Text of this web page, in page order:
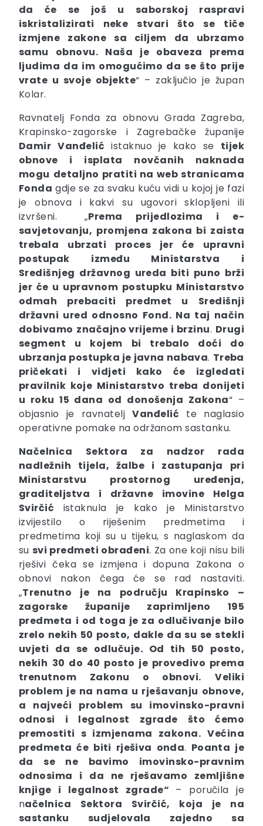
da će se još u saborskoj raspravi
iskristalizirati neke stvari što se tiče
izmjene zakone sa ciljem da ubrzamo
samu obnovu. Naša je obaveza prema
ljudima da im omogućimo da se što prije
vrate u svoje objekte“ – zaključio je župan
Kolar.
Ravnatelj Fonda za obnovu Grada Zagreba,
Krapinsko-zagorske i Zagrebačke županije
Damir Vanđelić istaknuo je kako se tijek
obnove i isplata novčanih naknada
mogu detaljno pratiti na web stranicama
Fonda gdje se za svaku kuću vidi u kojoj je fazi
je obnova i kakvi su ugovori sklopljeni ili
izvršeni. „Prema prijedlozima i e-
savjetovanju, promjena zakona bi zaista
trebala ubrzati proces
jer će upravni
postupak između Ministarstva i
Središnjeg državnog ureda biti puno brži
jer će u upravnom postupku Ministarstvo
odmah prebaciti predmet u Središnji
državni ured odnosno Fond. Na taj način
dobivamo značajno vrijeme i brzinu. Drugi
segment u kojem bi trebalo doći do
ubrzanja postupka je javna nabava. Treba
pričekati i vidjeti kako će izgledati
pravilnik koje Ministarstvo treba donijeti
u roku 15 dana od donošenja Zakona“ –
objasnio je ravnateljVanđelić te naglasio
operativne pomake na održanom sastanku.
Načelnica Sektora za nadzor rada
nadležnih tijela, žalbe i zastupanja pri
Ministarstvu prostornog uređenja,
graditeljstva i državne imovine Helga
Svirčić istaknula je kako je Ministarstvo
izvijestilo o riješenim predmetima i
predmetima koji su u tijeku, s naglaskom da
su svi predmeti obrađeni. Za one koji nisu bili
rješivi čeka se izmjena i dopuna Zakona o
obnovi nakon čega će se rad nastaviti.
„Trenutno je na području Krapinsko –
zagorske županije zaprimljeno 195
predmeta i od toga je za odlučivanje bilo
zrelo nekih 50 posto, dakle da su se stekli
uvjeti da se odlučuje. Od tih 50 posto,
nekih 30 do 40 posto je provedivo prema
trenutnom Zakonu o obnovi.
Veliki
problem je na nama u rješavanju obnove,
a najveći problem su imovinsko-pravni
odnosi i legalnost zgrade što ćemo
premostiti s izmjenama zakona. Većina
predmeta će biti rješiva onda. Poanta je
da se ne bavimo imovinsko-pravnim
odnosima i da ne rješavamo zemljišne
knjige i legalnost zgrade“ – poručila je
načelnica Sektora Svirčić, koja je na
sastanku sudjelovala zajedno sa